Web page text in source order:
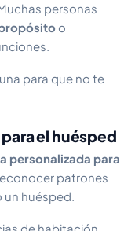
personas
o
para que no te
el huésped
personalizada para
patrones
un huésped.